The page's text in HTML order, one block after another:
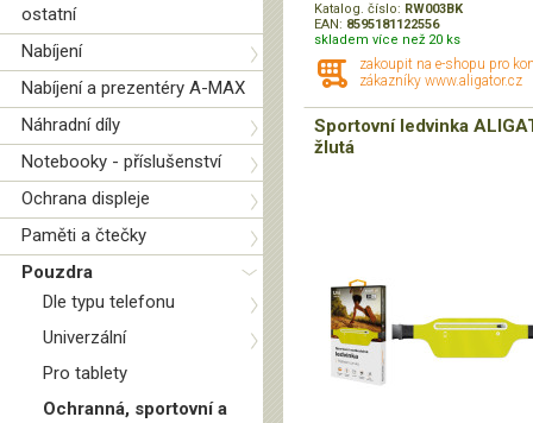
ostatní
Nabíjení
Nabíjení a prezentéry A-MAX
Náhradní díly
Notebooky - příslušenství
Ochrana displeje
Paměti a čtečky
Pouzdra
Dle typu telefonu
Univerzální
Pro tablety
Ochranná, sportovní a
Katalog. číslo: RW003BK
EAN: 8595181122556
skladem více než 20 ks
zakoupit na e-shopu pro
zákazníky www.aligator.cz
Sportovní ledvinka
žlutá